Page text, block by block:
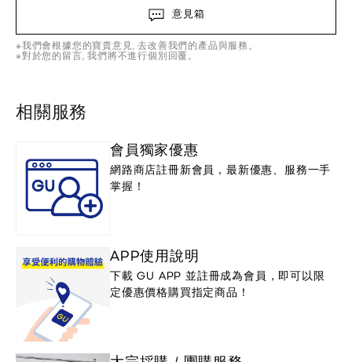
意見箱
※我們會根據您的寶貴意見, 去改善我們的產品與服務。
※對於您的留言, 我們將不進行個別回覆。
相關服務
會員獨家優惠
網路商店註冊新會員，最新優惠、服務一手
掌握！
APP使用說明
下載 GU APP 並註冊成為會員，即可以限
定優惠價格購買指定商品！